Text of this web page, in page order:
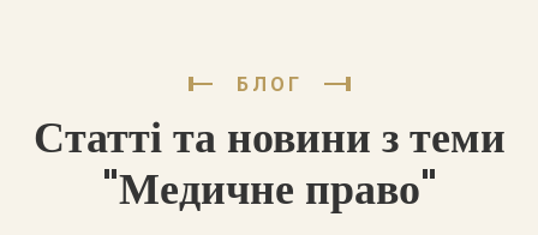
БЛОГ
Статті та новини з теми
"Медичне право"